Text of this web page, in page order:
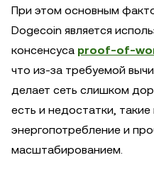
При этом основным
Dogecoin является
консенсуса proof-of-
что из-за требуемой
делает сеть слишком
есть и недостатки,
энергопотребление и
масштабированием.